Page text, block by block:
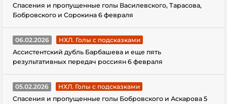
Спасения и пропущенные голы Василевского, Тарасова,
Бобровского и Сорокина 6 февраля
06.02.2026
НХЛ. Голы с подсказками
Ассистентский дубль Барбашева и еще пять
результативных передач россиян 6 февраля
05.02.2026
НХЛ. Голы с подсказками
Спасения и пропущенные голы Бобровского и Аскарова 5